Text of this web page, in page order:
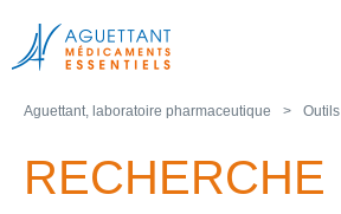
Aguettant, laboratoire pharmaceutique Outils
RECHERCHE